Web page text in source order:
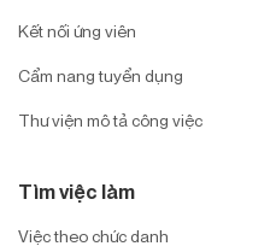
Kết nối ứng viên
Cẩm nang tuyển dụng
Thư viện mô tả công việc
Tìm việc làm
Việc theo chức danh